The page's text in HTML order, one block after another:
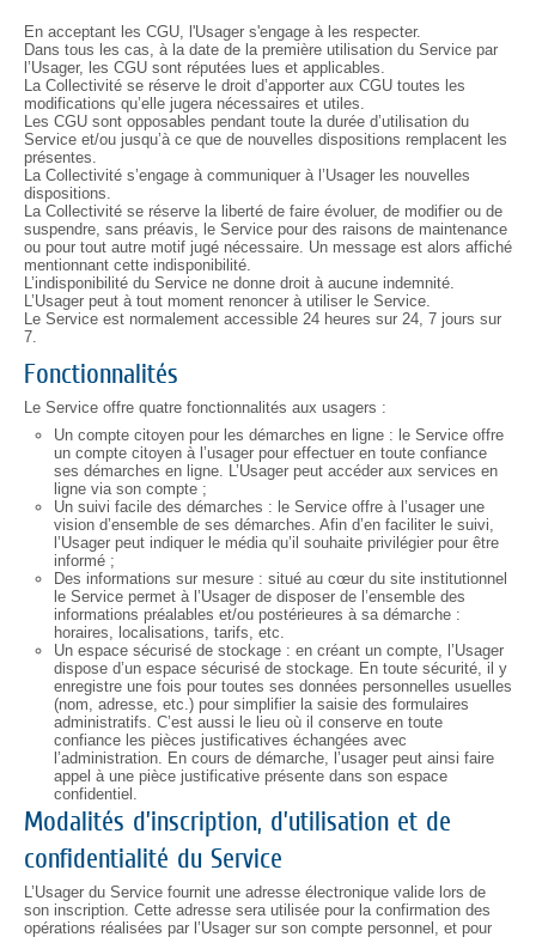
En acceptant les CGU, l'Usager s'engage à les respecter.
Dans tous les cas, à la date de la première utilisation du Service par
l’Usager, les CGU sont réputées lues et applicables.
La Collectivité se réserve le droit d’apporter aux CGU toutes les
modifications qu’elle jugera nécessaires et utiles.
Les CGU sont opposables pendant toute la durée d’utilisation du
Service et/ou jusqu’à ce que de nouvelles dispositions remplacent les
présentes.
La Collectivité s’engage à communiquer à l’Usager les nouvelles
dispositions.
La Collectivité se réserve la liberté de faire évoluer, de modifier ou de
suspendre, sans préavis, le Service pour des raisons de maintenance
ou pour tout autre motif jugé nécessaire. Un message est alors affiché
mentionnant cette indisponibilité.
L’indisponibilité du Service ne donne droit à aucune indemnité.
L’Usager peut à tout moment renoncer à utiliser le Service.
Le Service est normalement accessible 24 heures sur 24, 7 jours sur
7.
Fonctionnalités
Le Service offre quatre fonctionnalités aux usagers :
Un compte citoyen pour les démarches en ligne : le Service offre
un compte citoyen à l’usager pour effectuer en toute confiance
ses démarches en ligne. L’Usager peut accéder aux services en
ligne via son compte ;
Un suivi facile des démarches : le Service offre à l’usager une
vision d’ensemble de ses démarches. Afin d’en faciliter le suivi,
l’Usager peut indiquer le média qu’il souhaite privilégier pour être
informé ;
Des informations sur mesure : situé au cœur du site institutionnel
le Service permet à l’Usager de disposer de l’ensemble des
informations préalables et/ou postérieures à sa démarche :
horaires, localisations, tarifs, etc.
Un espace sécurisé de stockage : en créant un compte, l’Usager
dispose d’un espace sécurisé de stockage. En toute sécurité, il y
enregistre une fois pour toutes ses données personnelles usuelles
(nom, adresse, etc.) pour simplifier la saisie des formulaires
administratifs. C’est aussi le lieu où il conserve en toute
confiance les pièces justificatives échangées avec
l’administration. En cours de démarche, l’usager peut ainsi faire
appel à une pièce justificative présente dans son espace
confidentiel.
Modalités d’inscription, d’utilisation et de
confidentialité du Service
L’Usager du Service fournit une adresse électronique valide lors de
son inscription. Cette adresse sera utilisée pour la confirmation des
opérations réalisées par l’Usager sur son compte personnel, et pour